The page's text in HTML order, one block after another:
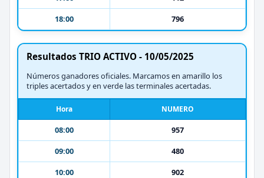
18:00
796
Resultados TRIO ACTIVO - 10/05/2025
Números ganadores oficiales. Marcamos en amarillo los
triples acertados y en verde las terminales acertadas.
Hora NUMERO
08:00
957
09:00
480
10:00
902